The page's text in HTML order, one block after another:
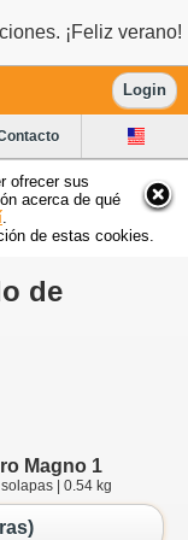
¡Feliz verano!
Login
ofrecer sus
acerca de qué
de estas cookies.
de
Magno 1
| 0.54 kg